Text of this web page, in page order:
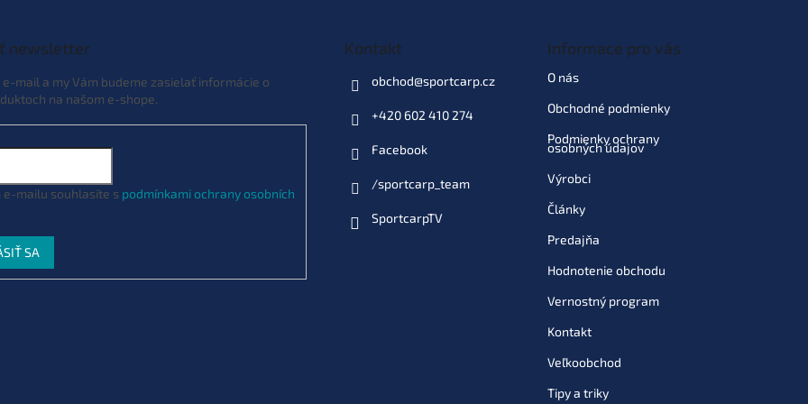
newsletter
mail a my Vám budeme zasielať informácie o
na našom e-shope.
e-mailu souhlasíte s podmínkami ochrany osobních
SA
Kontakt
obchod@sportcarp.cz
+420 602 410 274
Facebook
/sportcarp_team
SportcarpTV
Informace pro vás
O nás
Obchodné podmienky
Podmienky ochrany
osobných údajov
Výrobci
Články
Predajňa
Hodnotenie obchodu
Vernostný program
Kontakt
Veľkoobchod
Tipy a triky